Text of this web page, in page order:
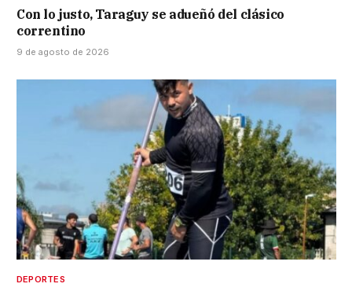
Con lo justo, Taraguy se adueñó del clásico
correntino
9 de agosto de 2026
DEPORTES